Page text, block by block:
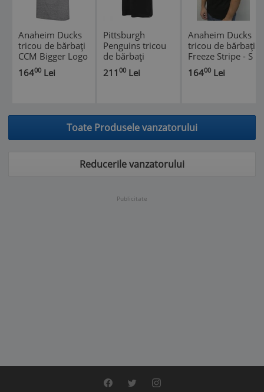
Anaheim Ducks
tricou de bărbați
CCM Bigger Logo
grey - XS
16400 Lei
Pittsburgh
Penguins tricou
de bărbați
Imprint Echo Tee
black - L
211 00 Lei
Anaheim Ducks
tricou de bărbați
Freeze Stripe - S
16400 Lei
Toate Produsele vanzatorului
Reducerile vanzatorului
Publicitate